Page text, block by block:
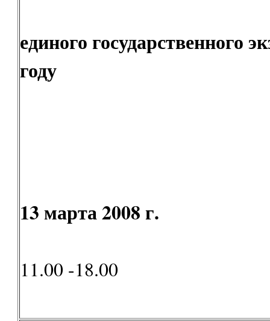
единого государственного
году
13 марта 2008 г.
11.00 -18.00